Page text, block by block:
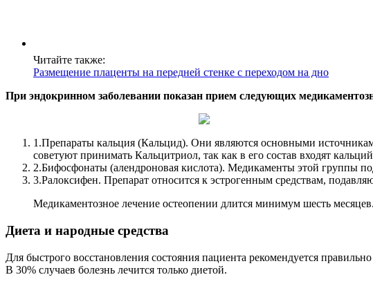
Читайте также:
Размещение плаценты на передней стенке с переходом на дно
При эндокринном заболевании показан прием следующих
1.Препараты кальция (Кальцид). Они являются основными
советуют принимать Кальцитриол, так как в его состав входят
2.Бифосфонаты (алендроновая кислота). Медикаменты этой группы
3.Ралоксифен. Препарат относится к эстрогенным средствам,
Медикаментозное лечение остеопении длится минимум шесть месяцев.
Диета и народные средства
Для быстрого восстановления состояния пациента рекомендуется
В 30% случаев болезнь лечится только диетой.